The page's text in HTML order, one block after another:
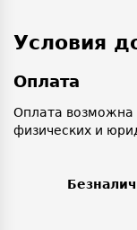
Условия
Оплата
Оплата возможна
физических и